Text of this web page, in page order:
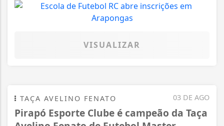
VISUALIZAR
03 DE AGO
TAÇA AVELINO FENATO
Pirapó Esporte Clube é campeão da Taça